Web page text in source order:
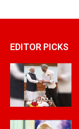
EDITOR PICKS